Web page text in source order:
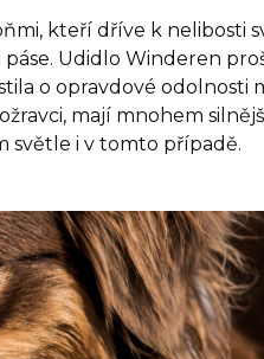
kteří dříve k nelibosti
Udidlo Winderen
o opravdové odolnosti
mají mnohem
světle i v tomto případě.